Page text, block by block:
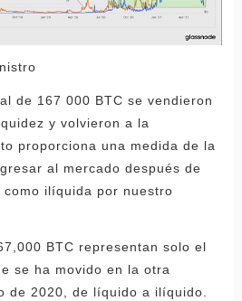
de 167 000 BTC se vendieron
y volvieron a la
proporciona una medida de la
al mercado después de
ilíquida por nuestro
BTC representan solo el
se ha movido en la otra
de 2020, de líquido a ilíquido.